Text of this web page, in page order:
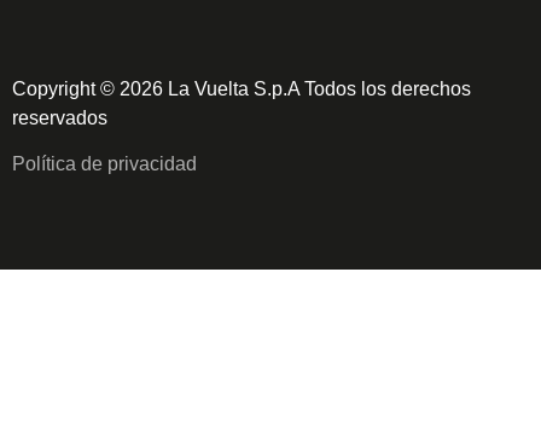
Copyright © 2026 La Vuelta S.p.A Todos los derechos
reservados
Política de privacidad